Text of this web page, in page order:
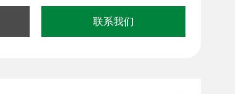
联系我们